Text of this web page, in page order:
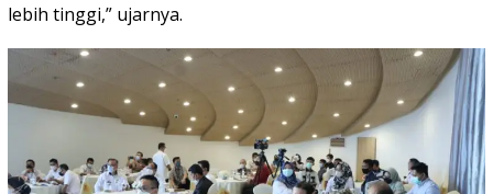
lebih tinggi,” ujarnya.